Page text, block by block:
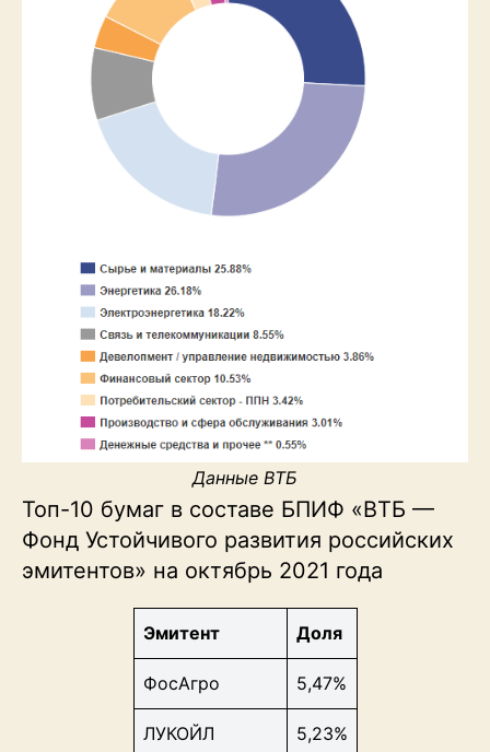
Данные ВТБ
Топ-10 бумаг в составе БПИФ «ВТБ —
Фонд Устойчивого развития российских
эмитентов» на октябрь 2021 года
Эмитент Доля
ФосАгро 5,47%
ЛУКОЙЛ 5,23%